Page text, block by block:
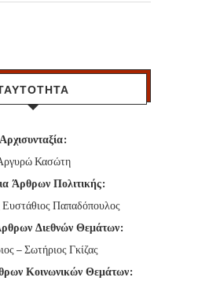
Αρχισυνταξία:
Κασώτη
Άρθρων Πολιτικής:
Παπαδόπουλος
Διεθνών Θεμάτων:
– Σωτήριος Γκίζας
Κοινωνικών Θεμάτων: